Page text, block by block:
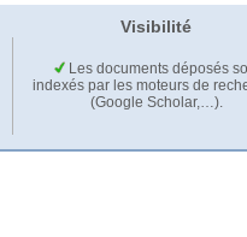
Visibilité
Les documents déposés
indexés par les moteurs de
(Google Scholar,…).